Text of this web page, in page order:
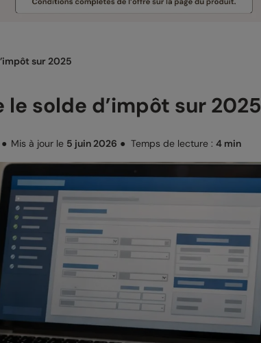
sur 2025
solde d’impôt sur 2025
● Mis à jour le 5 juin 2026 ● Temps de lecture : 4 min